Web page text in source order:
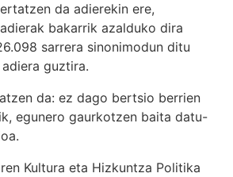
da adierekin ere,
bakarrik azalduko dira
sarrera sinonimodun ditu
guztira.
da: ez dago bertsio berrien
egunero gaurkotzen baita datu-
Kultura eta Hizkuntza Politika